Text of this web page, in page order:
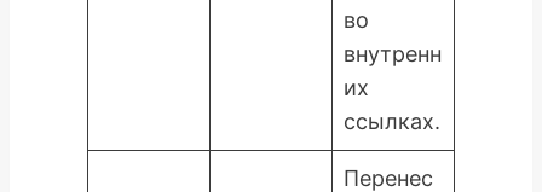
во
внутренн
их
ссылках.
Перенес